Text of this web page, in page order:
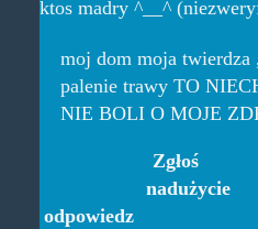
ktos madry ^__^
moj dom moja twierdza
palenie trawy TO
NIE BOLI O MOJE
odpowiedz
Zgłoś
nadużycie